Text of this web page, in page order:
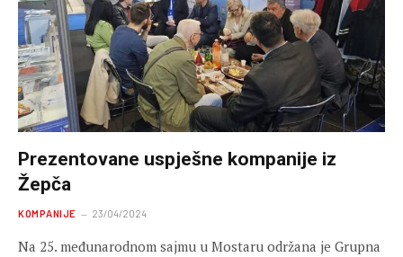
Prezentovane uspješne kompanije iz
Žepča
KOMPANIJE 23/04/2024
Na 25. međunarodnom sajmu u Mostaru održana je Grupna